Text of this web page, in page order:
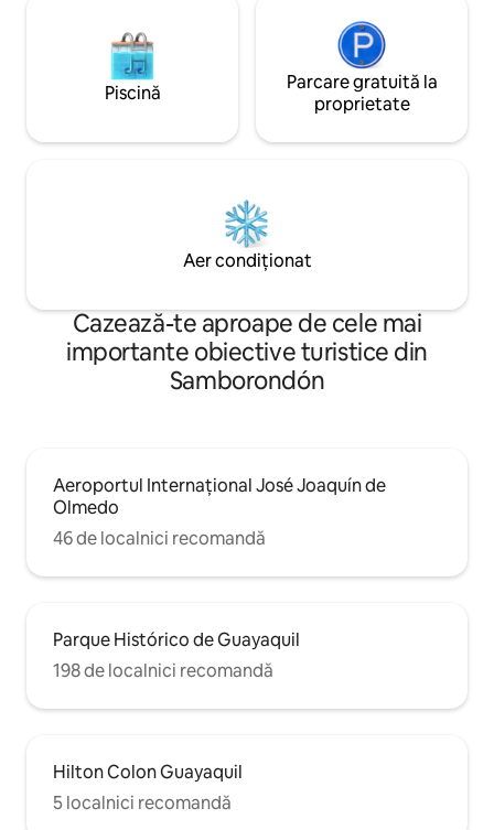
Piscină
Parcare gratuită la
proprietate
Aer condiționat
Cazează-te aproape de cele mai
importante obiective turistice din
Samborondón
Aeroportul Internațional José Joaquín de
Olmedo
46 de localnici recomandă
Parque Histórico de Guayaquil
198 de localnici recomandă
Hilton Colon Guayaquil
5 localnici recomandă